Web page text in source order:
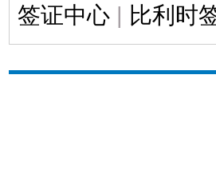
签证中心 | 比利时